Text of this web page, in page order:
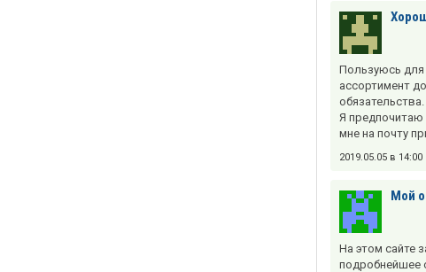
Пользуюсь для
ассортимент
Я предпочитаю
мне на почту
2019.05.05 в
Мой
На этом сайте
подробнейшее